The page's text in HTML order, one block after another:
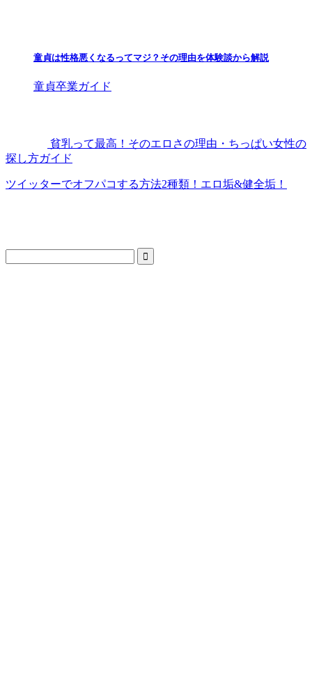
童貞は性格悪くなるってマジ？その理由を体験談から解説
童貞卒業ガイド
貧乳って最高！そのエロさの理由・ちっぱい女性の
探し方ガイド
ツイッターでオフパコする方法2種類！エロ垢&健全垢！